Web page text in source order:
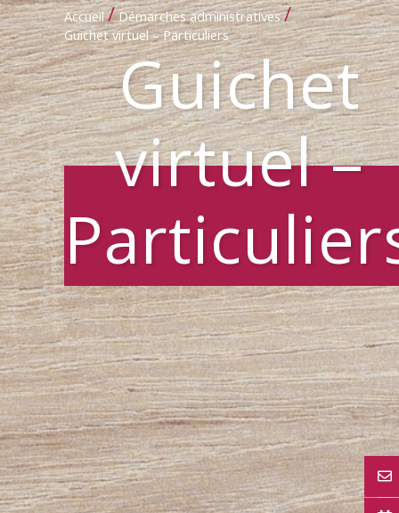
Accueil / Démarches administratives /
Guichet virtuel – Particuliers
Guichet
virtuel –